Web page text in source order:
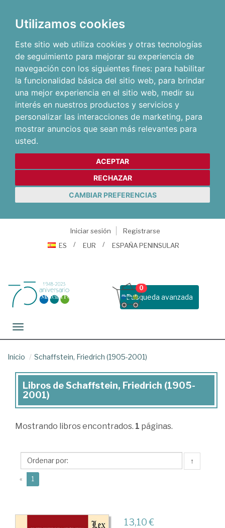
Utilizamos cookies
Este sitio web utiliza cookies y otras tecnologías
de seguimiento para mejorar su experiencia de
navegación con los siguientes fines: para habilitar
la funcionalidad básica del sitio web, para brindar
una mejor experiencia en el sitio web, medir su
interés en nuestros productos y servicios y
personalizar las interacciones de marketing, para
mostrar anuncios que sean más relevantes para
usted.
ACEPTAR
RECHAZAR
CAMBIAR PREFERENCIAS
Iniciar sesión
Registrarse
ES
EUR ESPAÑA PENINSULAR
Busqueda avanzada
0
Toggle navigation
Inicio Schaffstein, Friedrich (1905-2001)
Libros
de
Schaffstein,
(1905-
2001)
Libros de Schaffstein, Friedrich (1905-
2001)
Mostrando libros encontrados. 1 páginas.
↑
« 1
13,10 €